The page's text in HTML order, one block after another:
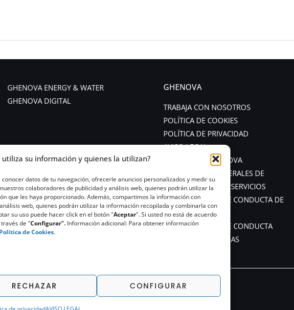
utiliza su información y quienes la utilizan?
datos de tu navegación, ofrecerle anuncios personalizados y medir su
colaboradores de publicidad y análisis web, quienes podrán utilizar la
que les haya proporcionado. Además, compartimos la información con
web, quienes podrán utilizar la información recopilada y combinarla con
su uso puede hacer click en el botón "Aceptar". Si usted no está de acuerdo
de "Configurar". Información adicional: Para obtener información
Política de Cookies.
RECHAZAR CONFIGURAR
GHENOVA ENERGY & WATER
GHENOVA DIGITAL
GHENOVA
TRABAJA CON NOSOTROS
POLÍTICA DE COOKIES
POLÍTICA DE PRIVACIDAD
AVISO LEGAL
POLÍTICA DE GHENOVA
CONDICIONES GENERALES DE
CONTRATACIÓN DE SERVICIOS
CÓDIGO ÉTICO Y DE CONDUCTA DE
PROVEEDORES
CÓDIGO ÉTICO Y DE CONDUCTA
CANAL DE DENUNCIAS
Copyright © 2026 Ghenova Ingeniería